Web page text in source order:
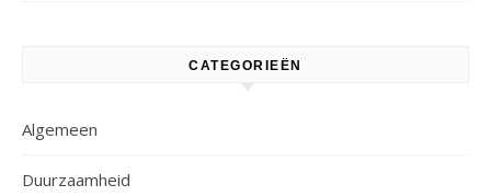
CATEGORIEËN
Algemeen
Duurzaamheid